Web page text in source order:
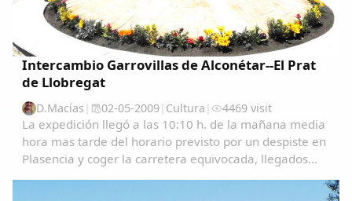
Intercambio Garrovillas de Alconétar--El Prat
de Llobregat
D.Macías | 02-05-2009| Cultura | 4469 visit
La expedición llegó a las 10:10 h. de la mañana media
hora mas tarde del horario previsto por un despiste en
Plasencia y coger la carretera equivocada, llegados
aquí se les recibió junto con las autoridades, los